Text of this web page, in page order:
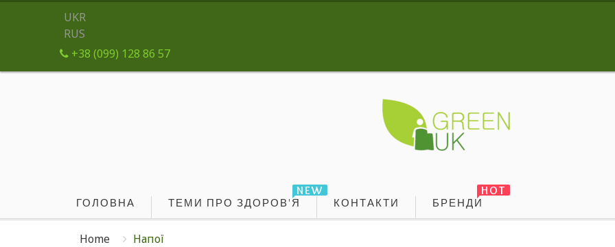
UKR
RUS
+38 (099) 128 86 57
ГОЛОВНА
NEW
ТЕМИ ПРО ЗДОРОВ'Я КОНТАКТИ
HOT
БРЕНДИ
Home Напої